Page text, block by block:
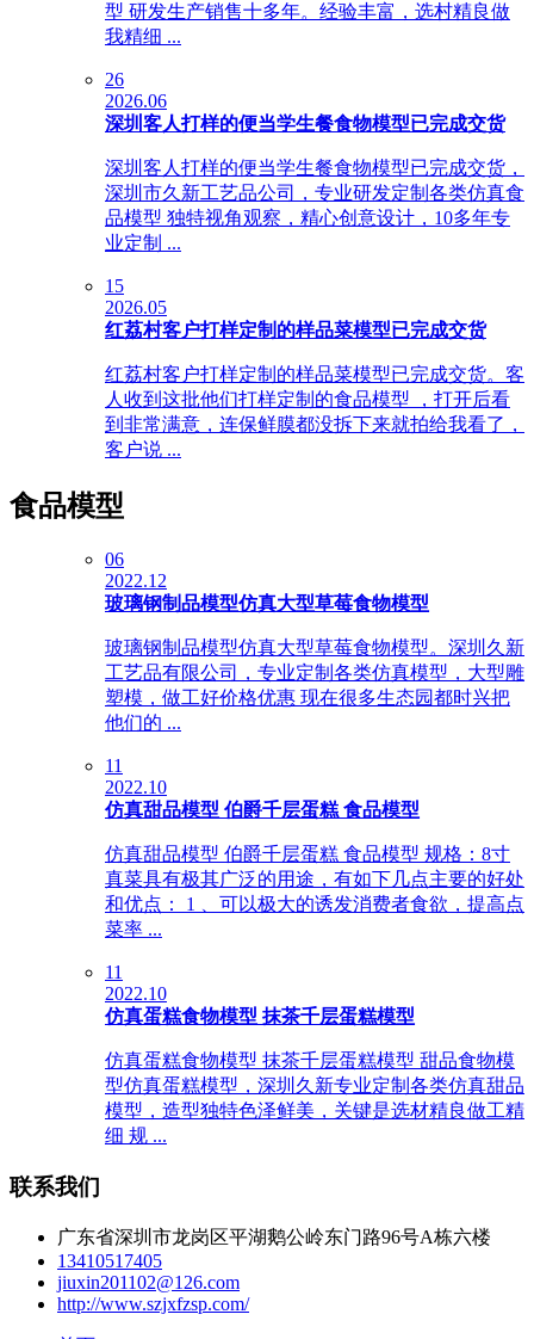
型 研发生产销售十多年。经验丰富，选村精良做
我精细 ...
26
2026.06
深圳客人打样的便当学生餐食物模型已完成交货
深圳客人打样的便当学生餐食物模型已完成交货，
深圳市久新工艺品公司，专业研发定制各类仿真食
品模型 独特视角观察，精心创意设计，10多年专
业定制 ...
15
2026.05
红荔村客户打样定制的样品菜模型已完成交货
红荔村客户打样定制的样品菜模型已完成交货。客
人收到这批他们打样定制的食品模型 ，打开后看
到非常满意，连保鲜膜都没拆下来就拍给我看了，
客户说 ...
食品模型
06
2022.12
玻璃钢制品模型仿真大型草莓食物模型
玻璃钢制品模型仿真大型草莓食物模型。深圳久新
工艺品有限公司，专业定制各类仿真模型，大型雕
塑模，做工好价格优惠 现在很多生态园都时兴把
他们的 ...
11
2022.10
仿真甜品模型 伯爵千层蛋糕 食品模型
仿真甜品模型 伯爵千层蛋糕 食品模型 规格：8寸
真菜具有极其广泛的用途，有如下几点主要的好处
和优点： 1 、可以极大的诱发消费者食欲，提高点
菜率 ...
11
2022.10
仿真蛋糕食物模型 抹茶千层蛋糕模型
仿真蛋糕食物模型 抹茶千层蛋糕模型 甜品食物模
型仿真蛋糕模型，深圳久新专业定制各类仿真甜品
模型，造型独特色泽鲜美，关键是选材精良做工精
细 规 ...
联系我们
广东省深圳市龙岗区平湖鹅公岭东门路96号A栋六楼
13410517405
jiuxin201102@126.com
http://www.szjxfzsp.com/